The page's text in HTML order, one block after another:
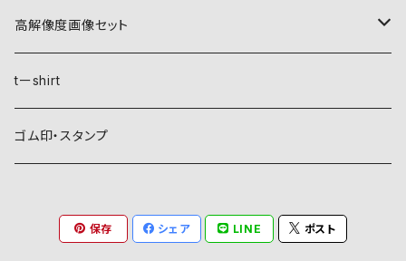
自然紋
稲妻
霞
植物紋
葵
朝顔・夕顔
動物紋
建造物紋
高解像度画像セット
自然紋
稲妻
植物紋
tーshirt
ゴム印・スタンプ
保存 シェア LINE ポスト